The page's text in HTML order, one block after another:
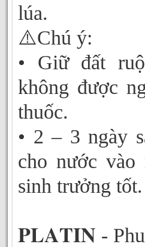
lúa.
⚠️Chú ý:
• Giữ đất
không được
thuốc.
• 2 – 3 ngày
cho nước vào
sinh trưởng tốt.
𝐏𝐋𝐀𝐓𝐈𝐍 -